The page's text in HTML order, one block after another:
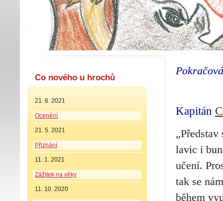
Kapitán
lavic i
učení.
tak se
během
Co nového u hrochů
21. 6. 2021
Ocenění
21. 5. 2021
Přiznání
11. 1. 2021
Zážitek na věky
11. 10. 2020